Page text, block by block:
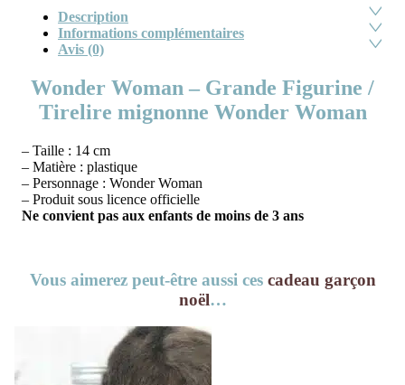
Description
Informations complémentaires
Avis (0)
Wonder Woman – Grande Figurine /
Tirelire mignonne Wonder Woman
– Taille : 14 cm
– Matière : plastique
– Personnage : Wonder Woman
– Produit sous licence officielle
Ne convient pas aux enfants de moins de 3 ans
Vous aimerez peut-être aussi ces cadeau garçon
noël…